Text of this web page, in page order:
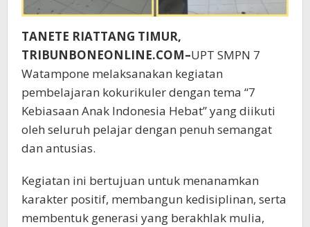
TANETE RIATTANG TIMUR,
TRIBUNBONEONLINE.COM–UPT SMPN 7
Watampone melaksanakan kegiatan
pembelajaran kokurikuler dengan tema “7
Kebiasaan Anak Indonesia Hebat” yang diikuti
oleh seluruh pelajar dengan penuh semangat
dan antusias.
Kegiatan ini bertujuan untuk menanamkan
karakter positif, membangun kedisiplinan, serta
membentuk generasi yang berakhlak mulia,